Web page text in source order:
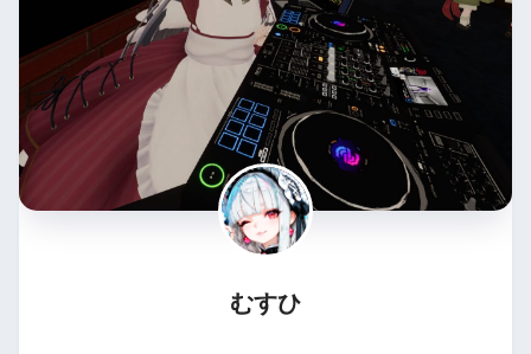
むすひ